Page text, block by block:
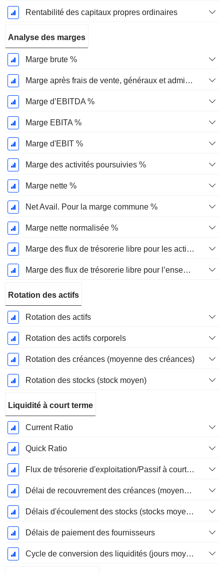
Rentabilité des capitaux propres ordinaires
Analyse des marges
Marge brute %
Marge après frais de vente, généraux et administratifs %
Marge d’EBITDA %
Marge EBITA %
Marge d'EBIT %
Marge des activités poursuivies %
Marge nette %
Net Avail. Pour la marge commune %
Marge nette normalisée %
Marge des flux de trésorerie libre pour les actionnaires
Marge des flux de trésorerie libre pour l’ensemble des pourvoyeurs de fonds
Rotation des actifs
Rotation des actifs
Rotation des actifs corporels
Rotation des créances (moyenne des créances)
Rotation des stocks (stock moyen)
Liquidité à court terme
Current Ratio
Quick Ratio
Flux de trésorerie d'exploitation/Passif à court terme
Délai de recouvrement des créances (moyenne des créances)
Délais d'écoulement des stocks (stocks moyens)
Délais de paiement des fournisseurs
Cycle de conversion des liquidités (jours moyens)